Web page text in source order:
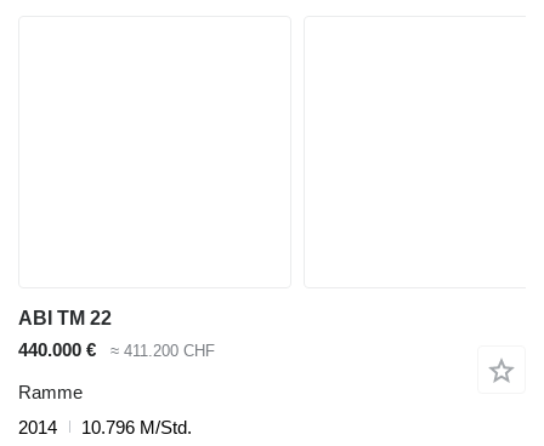
ABI TM 22
440.000 €
≈ 411.200 CHF
Ramme
2014
10.796 M/Std.